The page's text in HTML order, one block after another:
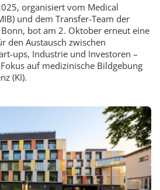
organisiert vom Medical
und dem Transfer-Team der
bot am 2. Oktober erneut eine
den Austausch zwischen
ups, Industrie und Investoren –
auf medizinische Bildgebung
(KI).